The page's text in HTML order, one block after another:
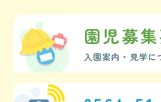
園児募
入園案内・見学に